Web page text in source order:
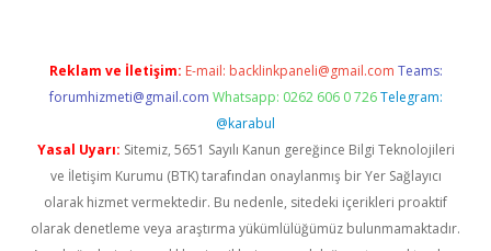
Reklam ve İletişim: E-mail: backlinkpaneli@gmail.com Teams:
forumhizmeti@gmail.com Whatsapp: 0262 606 0 726 Telegram:
@karabul
Yasal Uyarı: Sitemiz, 5651 Sayılı Kanun gereğince Bilgi Teknolojileri
ve İletişim Kurumu (BTK) tarafından onaylanmış bir Yer Sağlayıcı
olarak hizmet vermektedir. Bu nedenle, sitedeki içerikleri proaktif
olarak denetleme veya araştırma yükümlülüğümüz bulunmamaktadır.